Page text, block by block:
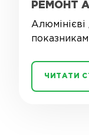
РЕМОНТ
ЧИТАТИ